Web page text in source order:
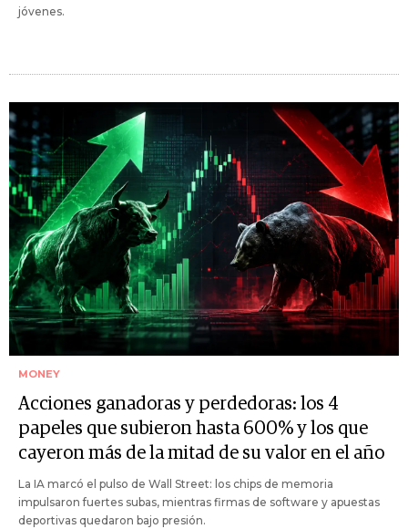
jóvenes.
MONEY
Acciones ganadoras y perdedoras: los 4
papeles que subieron hasta 600% y los que
cayeron más de la mitad de su valor en el año
La IA marcó el pulso de Wall Street: los chips de memoria
impulsaron fuertes subas, mientras firmas de software y apuestas
deportivas quedaron bajo presión.